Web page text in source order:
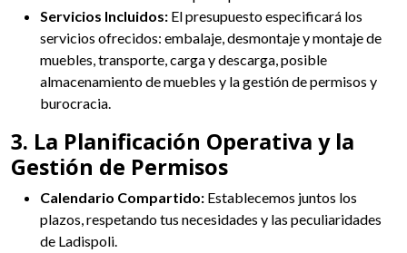
Servicios Incluidos: El presupuesto especificará los
servicios ofrecidos: embalaje, desmontaje y montaje de
muebles, transporte, carga y descarga, posible
almacenamiento de muebles y la gestión de permisos y
burocracia.
3. La Planificación Operativa y la
Gestión de Permisos
Calendario Compartido: Establecemos juntos los
plazos, respetando tus necesidades y las peculiaridades
de Ladispoli.